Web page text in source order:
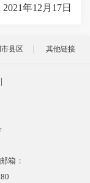
2021年12月17日
县区 其他链接
箱：